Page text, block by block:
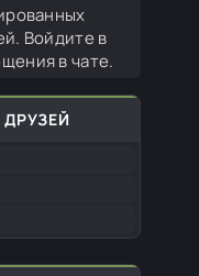
Войдите в
в чате.